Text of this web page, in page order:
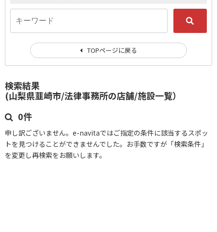
検索結果
(山梨県韮崎市/法律事務所の店舗/施設一覧）
0件
申し訳ございません。e-navitaではご指定の条件に該当するスポッ
トを見つけることができませんでした。お手数ですが「検索条件」
を変更し再検索をお願いします。
TOPページに戻る